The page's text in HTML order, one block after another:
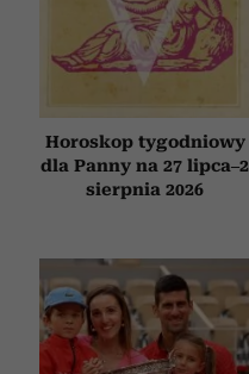
Horoskop tygodniowy
dla Panny na 27 lipca–2
sierpnia 2026